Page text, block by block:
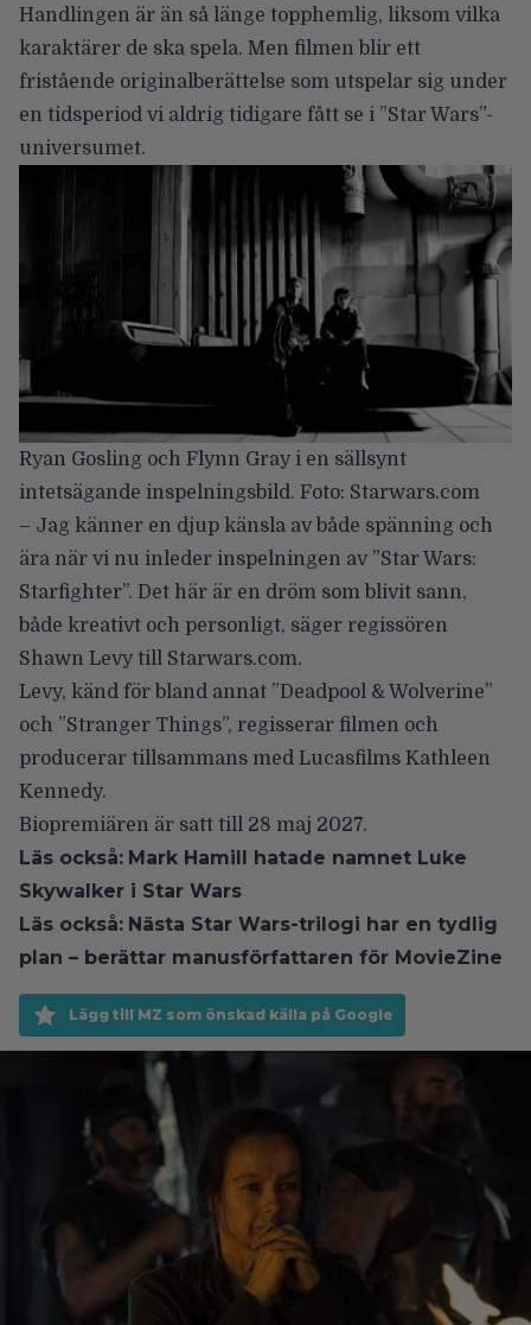
Handlingen är än så länge topphemlig, liksom vilka
karaktärer de ska spela. Men filmen blir ett
fristående originalberättelse som utspelar sig under
en tidsperiod vi aldrig tidigare fått se i ”Star Wars”-
universumet.
Ryan Gosling och Flynn Gray i en sällsynt
intetsägande inspelningsbild. Foto: Starwars.com
– Jag känner en djup känsla av både spänning och
ära när vi nu inleder inspelningen av ”Star Wars:
Starfighter”. Det här är en dröm som blivit sann,
både kreativt och personligt, säger regissören
Shawn Levy till Starwars.com.
Levy, känd för bland annat ”Deadpool & Wolverine”
och ”Stranger Things”, regisserar filmen och
producerar tillsammans med Lucasfilms Kathleen
Kennedy.
Biopremiären är satt till 28 maj 2027.
Läs också: Mark Hamill hatade namnet Luke
Skywalker i Star Wars
Läs också: Nästa Star Wars-trilogi har en tydlig
plan – berättar manusförfattaren för MovieZine
Lägg till MZ som önskad källa på Google